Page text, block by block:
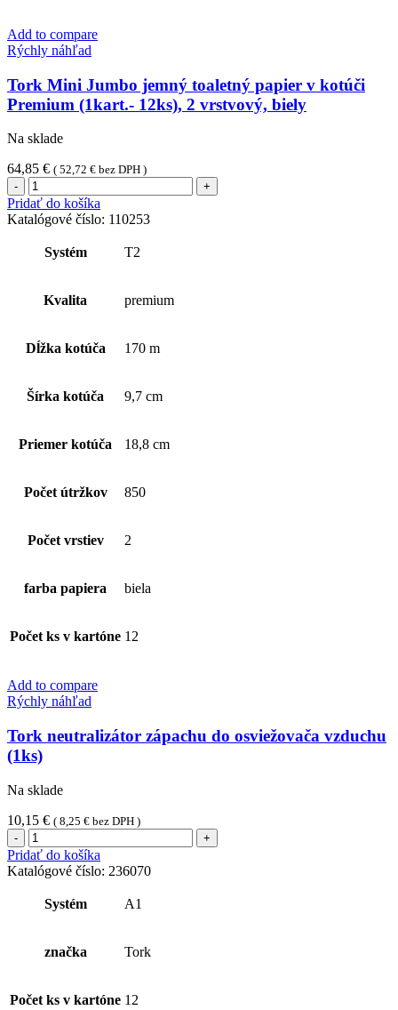
Add to compare
Rýchly náhľad
Tork Mini Jumbo jemný toaletný papier v kotúči
Premium (1kart.- 12ks), 2 vrstvový, biely
Na sklade
64,85 € ( 52,72 € bez DPH )
množstvo
Tork
Mini
Jumbo
jemný
toaletný
(1kart.-
vrstvový,
Pridať do košíka
Katalógové číslo: 110253
Systém T2
Kvalita premium
Dĺžka kotúča 170 m
Šírka kotúča 9,7 cm
Priemer kotúča 18,8 cm
Počet útržkov 850
Počet vrstiev 2
farba papiera biela
Počet ks v kartóne 12
Add to compare
Rýchly náhľad
Tork neutralizátor zápachu do osviežovača vzduchu
(1ks)
Na sklade
10,15 € ( 8,25 € bez DPH )
množstvo
Tork
neutralizátor
zápachu
osviežovača
(1ks)
Pridať do košíka
Katalógové číslo: 236070
Systém A1
značka Tork
Počet ks v kartóne 12